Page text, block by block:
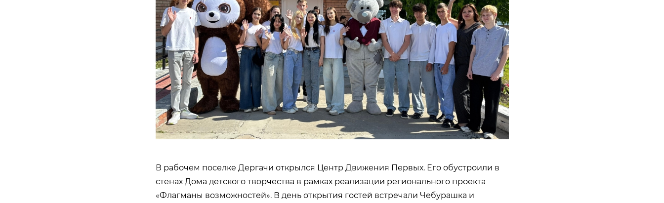
В рабочем поселке Дергачи открылся Центр Движения Первых. Его обустроили в
стенах Дома детского творчества в рамках реализации регионального проекта
«Флагманы возможностей». В день открытия гостей встречали Чебурашка и